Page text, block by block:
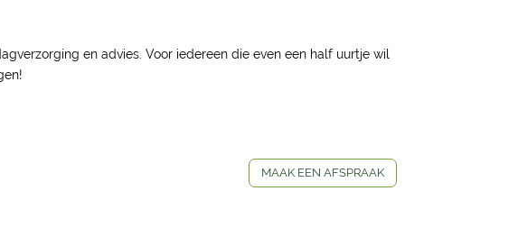
en advies. Voor iedereen die even een half uurtje wil
MAAK EEN AFSPRAAK